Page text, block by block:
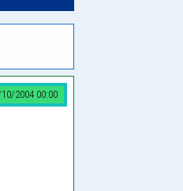
2004 00:00